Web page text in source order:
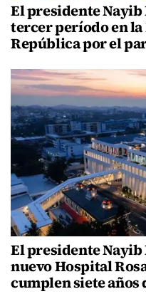
El presidente
tercer período en
República por el
El presidente
nuevo Hospital
cumplen siete años